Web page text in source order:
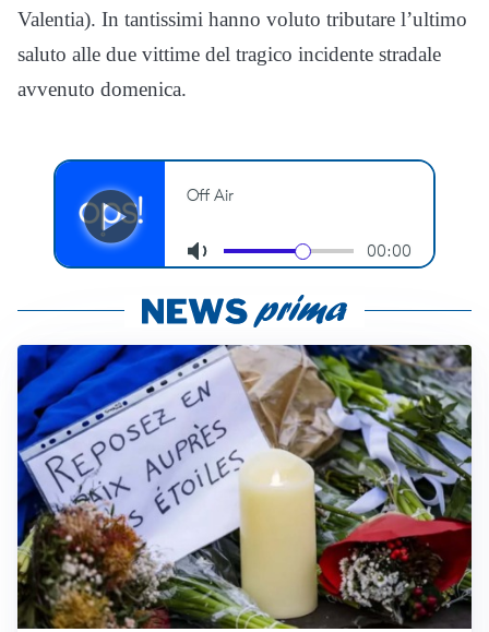
Valentia). In tantissimi hanno voluto tributare l’ultimo
saluto alle due vittime del tragico incidente stradale
avvenuto domenica.